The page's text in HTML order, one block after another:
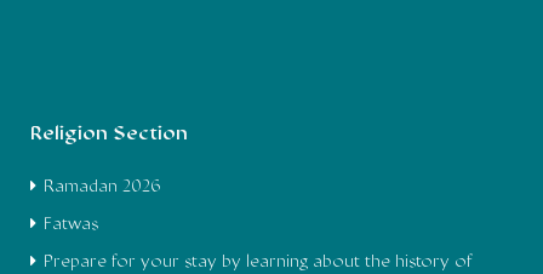
Religion Section
Ramadan 2026
Fatwas
Prepare for your stay by learning about the history of